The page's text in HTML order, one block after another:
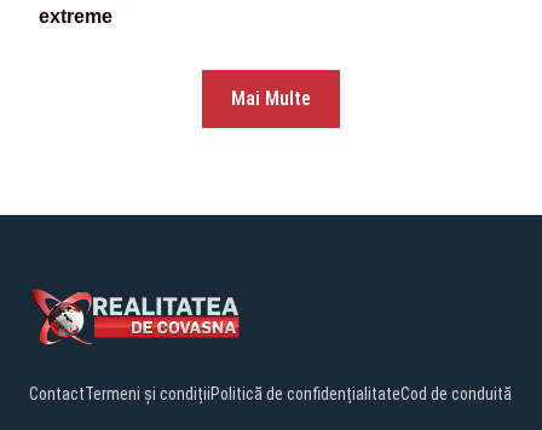
extreme
Mai Multe
ContactTermeni și condițiiPolitică de confidențialitateCod de conduită